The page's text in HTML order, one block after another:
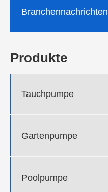
Branchennachrichten
Produkte
Tauchpumpe
Gartenpumpe
Poolpumpe